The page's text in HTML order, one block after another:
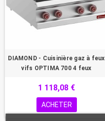
DIAMOND - Cuisinière gaz à feux
vifs OPTIMA 700 4 feux
1 118,08 €
ACHETER